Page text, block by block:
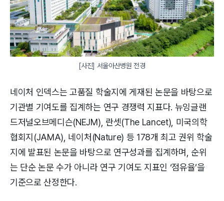
[사진] 서울아산병원 전경
네이처 인덱스는 고품질 학술지에 게재된 논문을 바탕으로
기관별 기여도를 집계하는 연구 경쟁력 지표다. 뉴잉글랜
드저널오브메디슨(NEJM), 란셋(The Lancet), 미국의학
협회지(JAMA), 네이처(Nature) 등 178개 최고 권위 학술
지에 발표된 논문을 바탕으로 연구성과를 집계하며, 순위
는 단순 논문 수가 아니라 연구 기여도 지표인 ‘점유율’을
기준으로 산정한다.